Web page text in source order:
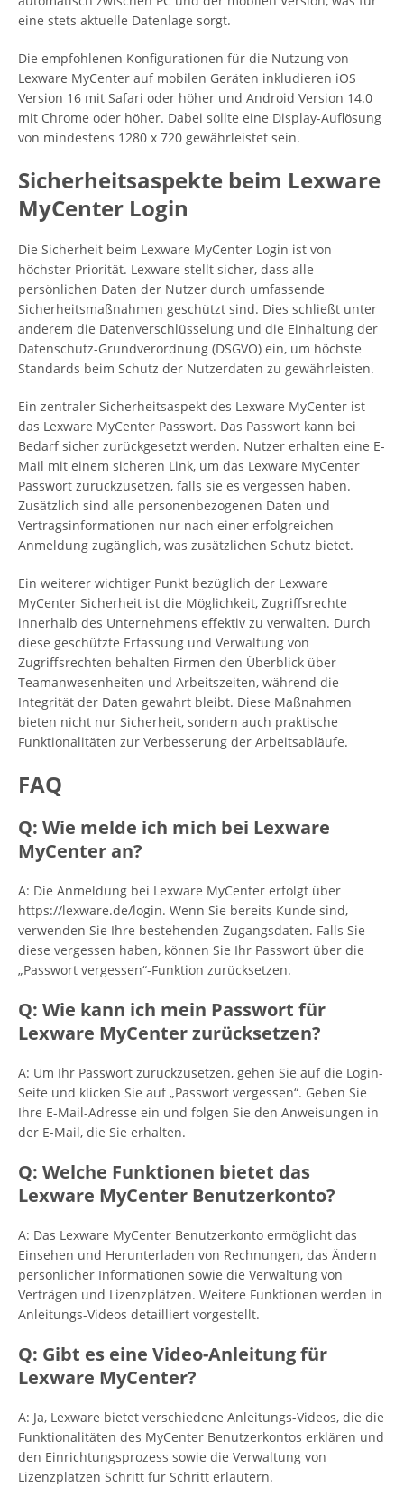
eine stets aktuelle Datenlage sorgt.
Die empfohlenen Konfigurationen für die Nutzung von
Lexware MyCenter auf mobilen Geräten inkludieren iOS
Version 16 mit Safari oder höher und Android Version 14.0
mit Chrome oder höher. Dabei sollte eine Display-Auflösung
von mindestens 1280 x 720 gewährleistet sein.
Sicherheitsaspekte beim Lexware
MyCenter Login
Die Sicherheit beim Lexware MyCenter Login ist von
höchster Priorität. Lexware stellt sicher, dass alle
persönlichen Daten der Nutzer durch umfassende
Sicherheitsmaßnahmen geschützt sind. Dies schließt unter
anderem die Datenverschlüsselung und die Einhaltung der
Datenschutz-Grundverordnung (DSGVO) ein, um höchste
Standards beim Schutz der Nutzerdaten zu gewährleisten.
Ein zentraler Sicherheitsaspekt des Lexware MyCenter ist
das Lexware MyCenter Passwort. Das Passwort kann bei
Bedarf sicher zurückgesetzt werden. Nutzer erhalten eine E-
Mail mit einem sicheren Link, um das Lexware MyCenter
Passwort zurückzusetzen, falls sie es vergessen haben.
Zusätzlich sind alle personenbezogenen Daten und
Vertragsinformationen nur nach einer erfolgreichen
Anmeldung zugänglich, was zusätzlichen Schutz bietet.
Ein weiterer wichtiger Punkt bezüglich der Lexware
MyCenter Sicherheit ist die Möglichkeit, Zugriffsrechte
innerhalb des Unternehmens effektiv zu verwalten. Durch
diese geschützte Erfassung und Verwaltung von
Zugriffsrechten behalten Firmen den Überblick über
Teamanwesenheiten und Arbeitszeiten, während die
Integrität der Daten gewahrt bleibt. Diese Maßnahmen
bieten nicht nur Sicherheit, sondern auch praktische
Funktionalitäten zur Verbesserung der Arbeitsabläufe.
FAQ
Q: Wie melde ich mich bei Lexware
MyCenter an?
A: Die Anmeldung bei Lexware MyCenter erfolgt über
https://lexware.de/login. Wenn Sie bereits Kunde sind,
verwenden Sie Ihre bestehenden Zugangsdaten. Falls Sie
diese vergessen haben, können Sie Ihr Passwort über die
„Passwort vergessen“-Funktion zurücksetzen.
Q: Wie kann ich mein Passwort für
Lexware MyCenter zurücksetzen?
A: Um Ihr Passwort zurückzusetzen, gehen Sie auf die Login-
Seite und klicken Sie auf „Passwort vergessen“. Geben Sie
Ihre E-Mail-Adresse ein und folgen Sie den Anweisungen in
der E-Mail, die Sie erhalten.
Q: Welche Funktionen bietet das
Lexware MyCenter Benutzerkonto?
A: Das Lexware MyCenter Benutzerkonto ermöglicht das
Einsehen und Herunterladen von Rechnungen, das Ändern
persönlicher Informationen sowie die Verwaltung von
Verträgen und Lizenzplätzen. Weitere Funktionen werden in
Anleitungs-Videos detailliert vorgestellt.
Q: Gibt es eine Video-Anleitung für
Lexware MyCenter?
A: Ja, Lexware bietet verschiedene Anleitungs-Videos, die die
Funktionalitäten des MyCenter Benutzerkontos erklären und
den Einrichtungsprozess sowie die Verwaltung von
Lizenzplätzen Schritt für Schritt erläutern.